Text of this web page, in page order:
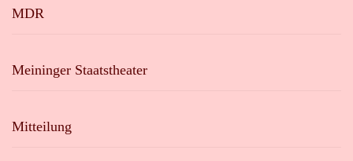
MDR
Meininger Staatstheater
Mitteilung